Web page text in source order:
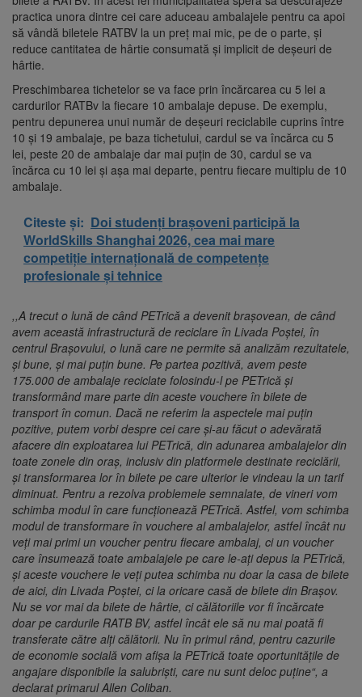
practica unora dintre cei care aduceau ambalajele pentru ca apoi
să vândă biletele RATBV la un preț mai mic, pe de o parte, și
reduce cantitatea de hârtie consumată și implicit de deșeuri de
hârtie.
Preschimbarea tichetelor se va face prin încărcarea cu 5 lei a
cardurilor RATBv la fiecare 10 ambalaje depuse. De exemplu,
pentru depunerea unui număr de deșeuri reciclabile cuprins între
10 și 19 ambalaje, pe baza tichetului, cardul se va încărca cu 5
lei, peste 20 de ambalaje dar mai puțin de 30, cardul se va
încărca cu 10 lei și așa mai departe, pentru fiecare multiplu de 10
ambalaje.
Citeste și: Doi studenți brașoveni participă la
WorldSkills Shanghai 2026, cea mai mare
competiție internațională de competențe
profesionale și tehnice
,,A trecut o lună de când PETrică a devenit brașovean, de când
avem această infrastructură de reciclare în Livada Poștei, în
centrul Brașovului, o lună care ne permite să analizăm rezultatele,
și bune, și mai puțin bune. Pe partea pozitivă, avem peste
175.000 de ambalaje reciclate folosindu-l pe PETrică și
transformând mare parte din aceste vouchere în bilete de
transport în comun. Dacă ne referim la aspectele mai puțin
pozitive, putem vorbi despre cei care și-au făcut o adevărată
afacere din exploatarea lui PETrică, din adunarea ambalajelor din
toate zonele din oraș, inclusiv din platformele destinate reciclării,
și transformarea lor în bilete pe care ulterior le vindeau la un tarif
diminuat. Pentru a rezolva problemele semnalate, de vineri vom
schimba modul în care funcționează PETrică. Astfel, vom schimba
modul de transformare în vouchere al ambalajelor, astfel încât nu
veți mai primi un voucher pentru fiecare ambalaj, ci un voucher
care însumează toate ambalajele pe care le-ați depus la PETrică,
și aceste vouchere le veți putea schimba nu doar la casa de bilete
de aici, din Livada Poștei, ci la oricare casă de bilete din Brașov.
Nu se vor mai da bilete de hârtie, ci călătoriile vor fi încărcate
doar pe cardurile RATB BV, astfel încât ele să nu mai poată fi
transferate către alți călătorii. Nu în primul rând, pentru cazurile
de economie socială vom afișa la PETrică toate oportunitățile de
angajare disponibile la salubriști, care nu sunt deloc puține“, a
declarat primarul Allen Coliban.